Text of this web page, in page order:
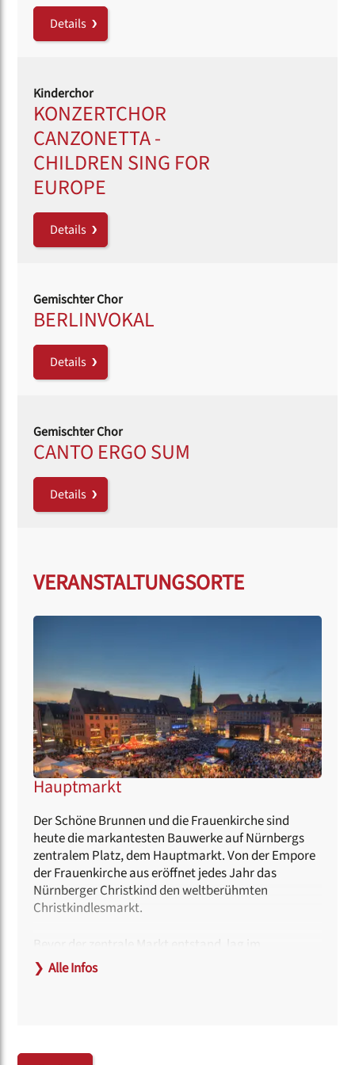
Details
Kinderchor
KONZERTCHOR
CANZONETTA -
CHILDREN SING FOR
EUROPE
Details
Gemischter Chor
BERLINVOKAL
Details
Gemischter Chor
CANTO ERGO SUM
Details
VERANSTALTUNGSORTE
Hauptmarkt
Der Schöne Brunnen und die Frauenkirche sind
heute die markantesten Bauwerke auf Nürnbergs
zentralem Platz, dem Hauptmarkt. Von der Empore
der Frauenkirche aus eröffnet jedes Jahr das
Nürnberger Christkind den weltberühmten
Christkindlesmarkt.
Bevor der zentrale Markt entstand, lag im
Pegnitzareal das jüdische Wohngebiet Nürnbergs.
Während des Pogroms von 1349 wurden fast 600
die Frauenkirche errichten. Rund um die Kirche
❯ Alle Infos